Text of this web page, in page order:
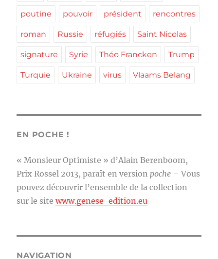
poutine pouvoir président rencontres
roman Russie réfugiés Saint Nicolas
signature Syrie Théo Francken Trump
Turquie Ukraine virus Vlaams Belang
EN POCHE !
« Monsieur Optimiste » d’Alain Berenboom,
Prix Rossel 2013, paraît en version poche – Vous
pouvez découvrir l’ensemble de la collection
sur le sitewww.genese-edition.eu
NAVIGATION